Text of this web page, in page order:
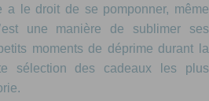
a le droit de se pomponner, même
une manière de sublimer ses
moments de déprime durant la
sélection des cadeaux les plus